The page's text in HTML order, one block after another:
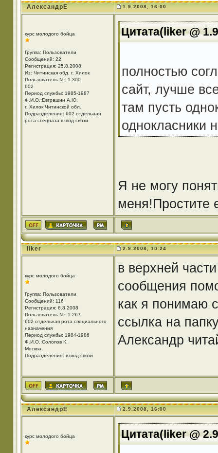
АлександрЕ 1.9.2008, 16:00
курс молодого бойца
Группа: Пользователи
Сообщений: 22
Регистрация: 25.8.2008
Из: Читинская обд. г. Хилок
Пользователь №: 1 300
602
Период службы: 1985-1987
Ф.И.О.:Евграшин А.Ю.
г. Хилок Читинской обл.
Подразделение: 602 отдельная
рота спецназа взвод связи
Цитата(liker @
полностью
сайт, лучше
там пусть
однокласники
Я не могу
меня!Простите
liker 2.9.2008, 10:24
курс молодого бойца
Группа: Пользователи
Сообщений: 116
Регистрация: 6.8.2008
Пользователь №: 1 267
602 отдельная рота специального
назначения
Период службы: 1984-1986
Ф.И.О.:Солопов К.
Москва
Подразделение: взвод связи
в верхней
сообщения
как я понимаю
ссылка на
Александр
АлександрЕ 2.9.2008, 16:00
курс молодого бойца Цитата(liker @